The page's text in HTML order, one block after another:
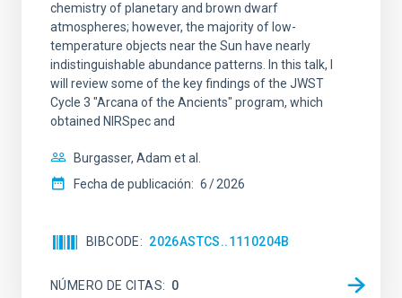
chemistry of planetary and brown dwarf
atmospheres; however, the majority of low-
temperature objects near the Sun have nearly
indistinguishable abundance patterns. In this talk, I
will review some of the key findings of the JWST
Cycle 3 "Arcana of the Ancients" program, which
obtained NIRSpec and
Burgasser, Adam et al.
Fecha de publicación: 6 2026
BIBCODE 2026ASTCS..1110204B
NÚMERO DE CITAS 0